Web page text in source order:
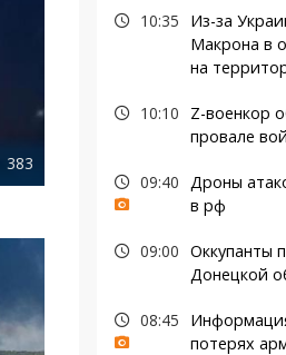
383
10:35
Из-за
Макрона в
на
10:10
Z-военкор
провале
09:40 Дроны
в рф
09:00 Оккупанты
Донецкой
08:45
потерях